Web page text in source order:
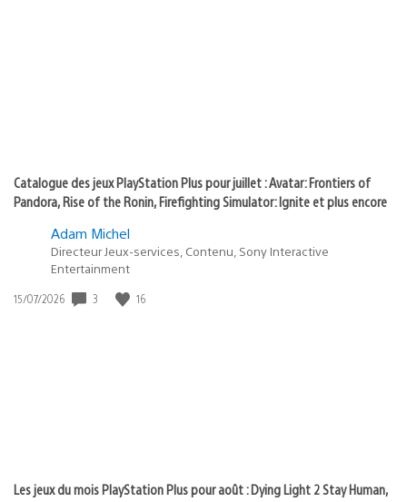
Catalogue des jeux PlayStation Plus pour juillet : Avatar: Frontiers of
Pandora, Rise of the Ronin, Firefighting Simulator: Ignite et plus encore
Adam Michel
Directeur Jeux-services, Contenu, Sony Interactive
Entertainment
Date
15/07/2026 3 16
Les jeux du mois PlayStation Plus pour août : Dying Light 2 Stay Human,